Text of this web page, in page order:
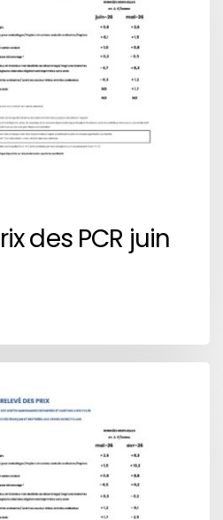
des PCR juin